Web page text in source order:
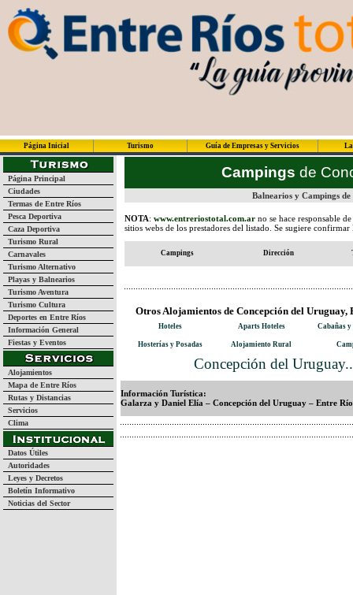
Página Inicial Turismo Guía de Empresas y Servicios
Página Principal
Ciudades
Termas de Entre Ríos
Pesca Deportiva
Caza Deportiva
Turismo Rural
Carnavales
Turismo Alternativo
Playas y Balnearios
Turismo Aventura
Turismo Cultura
Deportes en Entre Ríos
Información General
Fiestas y Eventos
Alojamientos
Mapa de Entre Ríos
Rutas y Distancias
Servicios
Clima
Datos Útiles
Autoridades
Leyes y Decretos
Boletín Informativo
Noticias del Sector
Campings de
Balnearios y Campings
NOTA: www.entreriostotal.com.arno se hace responsable
sitios webs de los prestadores del listado. Se sugiere confirmar
Campings Dirección
Otros Alojamientos de Concepción del Uruguay,
Hoteles Aparts Hoteles Cabañas
Hosterías y Posadas Alojamiento Rural
Concepción del
Información Turística:
Galarza y Daniel Elía – Concepción del Uruguay – Entre